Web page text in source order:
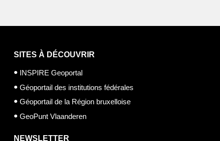
SITES À DÉCOUVRIR
INSPIRE Geoportal
Géoportail des institutions fédérales
Géoportail de la Région bruxelloise
GeoPunt Vlaanderen
NEWSLETTER